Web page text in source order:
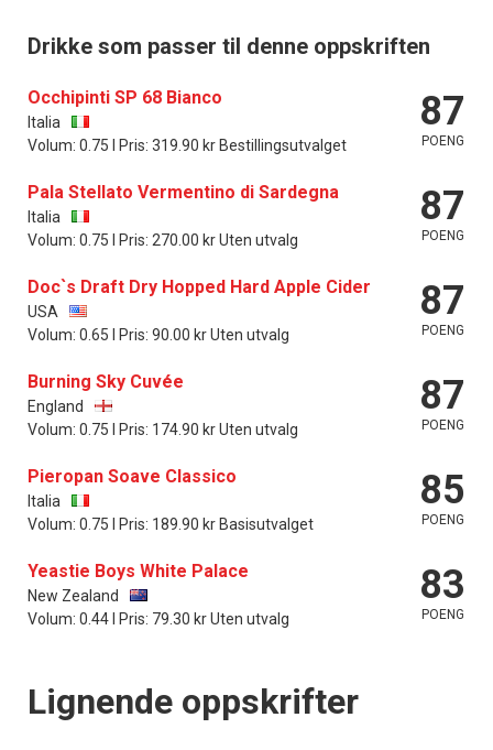
Drikke som passer til denne oppskriften
Occhipinti SP 68 Bianco
Italia
Volum: 0.75 l Pris: 319.90 kr Bestillingsutvalget
87
POENG
Pala Stellato Vermentino di Sardegna
Italia
Volum: 0.75 l Pris: 270.00 kr Uten utvalg
87
POENG
Doc`s Draft Dry Hopped Hard Apple Cider
USA
Volum: 0.65 l Pris: 90.00 kr Uten utvalg
87
POENG
Burning Sky Cuvée
England
Volum: 0.75 l Pris: 174.90 kr Uten utvalg
87
POENG
Pieropan Soave Classico
Italia
Volum: 0.75 l Pris: 189.90 kr Basisutvalget
85
POENG
Yeastie Boys White Palace
New Zealand
Volum: 0.44 l Pris: 79.30 kr Uten utvalg
83
POENG
Lignende oppskrifter